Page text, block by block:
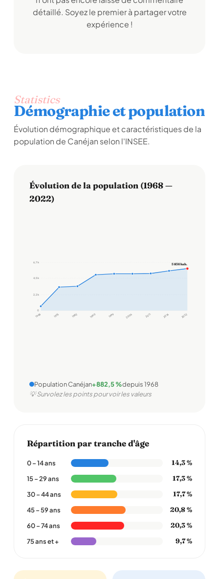
détaillé. Soyez le premier à partager votre
expérience !
Statistics
Démographie et population
Évolution démographique et caractéristiques de la
population de Canéjan selon l'INSEE.
Évolution de la population (1968 —
2022)
0
2,2 k
4,5 k
6,7 k
1968 1975 1982 1990 1999 2006 2011 2016 2022
5 836 hab.
Population Canéjan+882,5 %depuis 1968
💡 Survolez les points pour voir les valeurs
Répartition par tranche d'âge
0 – 14 ans 14,3 %
15 – 29 ans 17,3 %
30 – 44 ans 17,7 %
45 – 59 ans 20,8 %
60 – 74 ans 20,3 %
75 ans et + 9,7 %